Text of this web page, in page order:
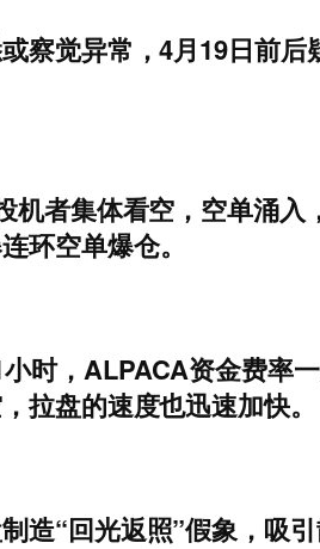
察觉异常，4月19日前
机者集体看空，空单涌
环空单爆仓。
时，ALPACA资金费率
拉盘的速度也迅速加快。
造“回光返照”假象，吸引